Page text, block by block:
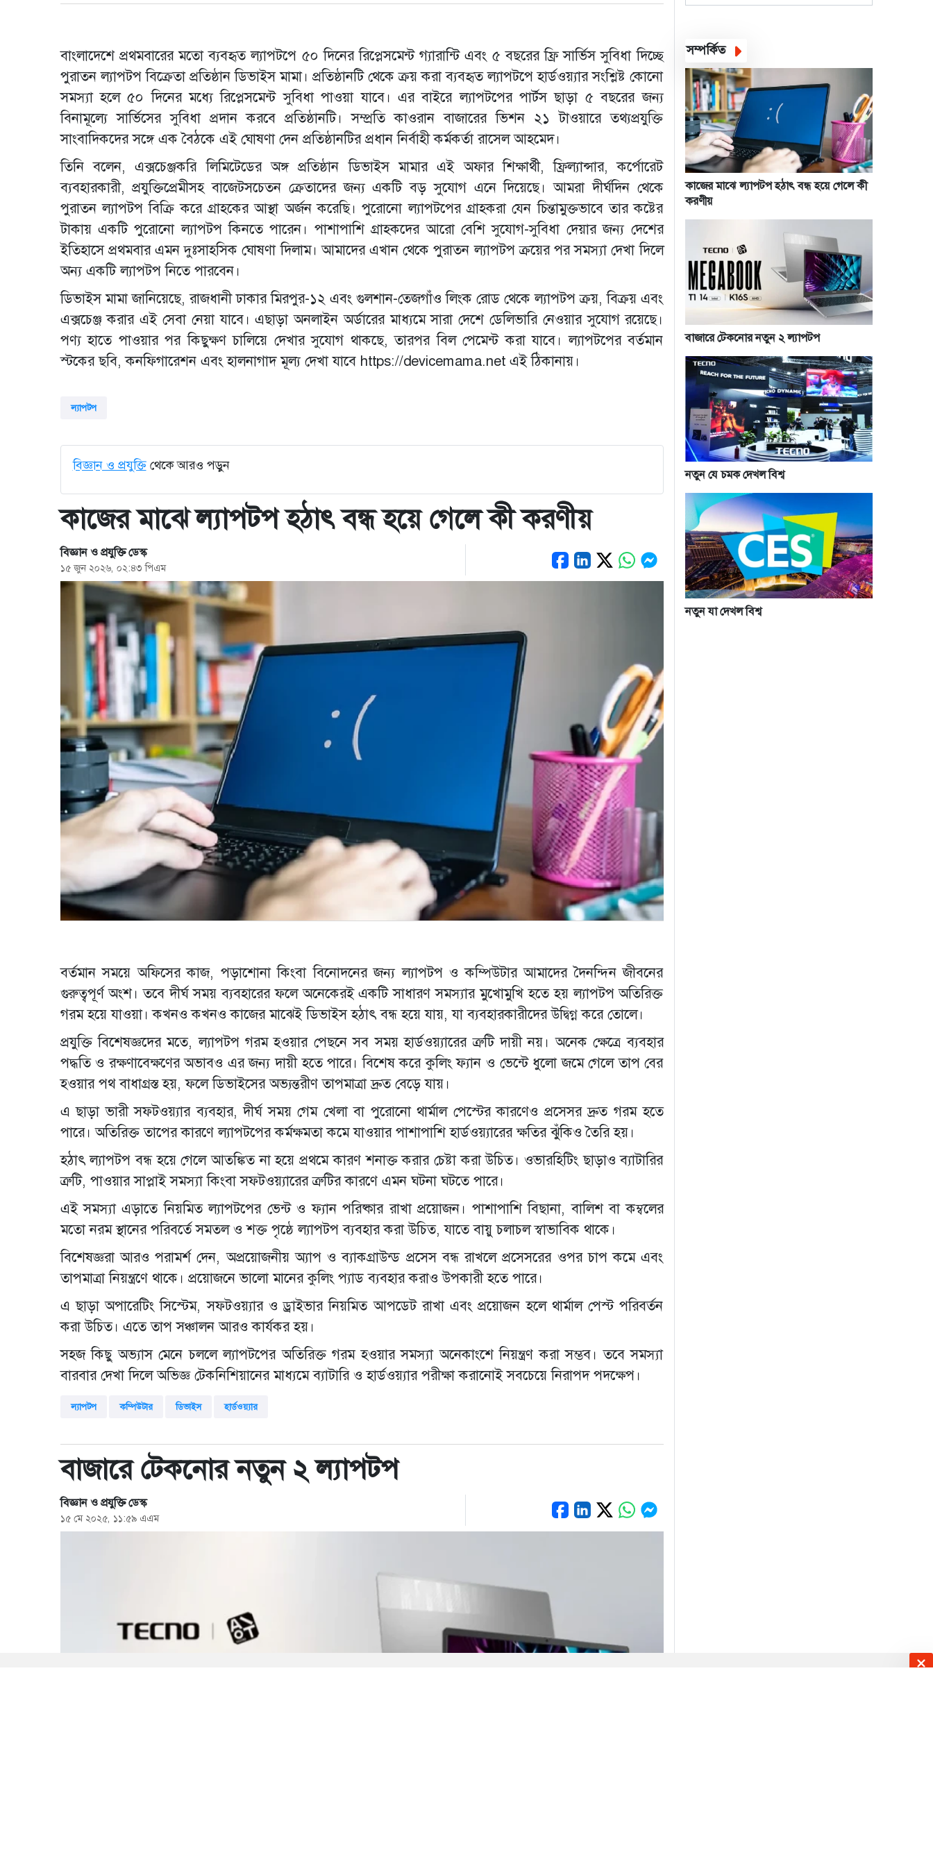
বাংলাদেশে প্রথমবারের মতো ব্যবহৃত ল্যাপটপে ৫০ দিনের রিপ্লেসমেন্ট গ্যারান্টি এবং ৫ বছরের ফ্রি সার্ভিস সুবিধা দিচ্ছে
পুরাতন ল্যাপটপ বিক্রেতা প্রতিষ্ঠান ডিভাইস মামা। প্রতিষ্ঠানটি থেকে ক্রয় করা ব্যবহৃত ল্যাপটপে হার্ডওয়্যার সংশ্লিষ্ট কোনো
সমস্যা হলে ৫০ দিনের মধ্যে রিপ্লেসমেন্ট সুবিধা পাওয়া যাবে। এর বাইরে ল্যাপটপের পার্টস ছাড়া ৫ বছরের জন্য
বিনামূল্যে সার্ভিসের সুবিধা প্রদান করবে প্রতিষ্ঠানটি। সম্প্রতি কাওরান বাজারের ভিশন ২১ টাওয়ারে তথ্যপ্রযুক্তি
সাংবাদিকদের সঙ্গে এক বৈঠকে এই ঘোষণা দেন প্রতিষ্ঠানটির প্রধান নির্বাহী কর্মকর্তা রাসেল আহমেদ।
তিনি বলেন, এক্সচেঞ্জকরি লিমিটেডের অঙ্গ প্রতিষ্ঠান ডিভাইস মামার এই অফার শিক্ষার্থী, ফ্রিল্যান্সার, কর্পোরেট
ব্যবহারকারী, প্রযুক্তিপ্রেমীসহ বাজেটসচেতন ক্রেতাদের জন্য একটি বড় সুযোগ এনে দিয়েছে। আমরা দীর্ঘদিন থেকে
পুরাতন ল্যাপটপ বিক্রি করে গ্রাহকের আস্থা অর্জন করেছি। পুরোনো ল্যাপটপের গ্রাহকরা যেন চিন্তামুক্তভাবে তার কষ্টের
টাকায় একটি পুরোনো ল্যাপটপ কিনতে পারেন। পাশাপাশি গ্রাহকদের আরো বেশি সুযোগ-সুবিধা দেয়ার জন্য দেশের
ইতিহাসে প্রথমবার এমন দুঃসাহসিক ঘোষণা দিলাম। আমাদের এখান থেকে পুরাতন ল্যাপটপ ক্রয়ের পর সমস্যা দেখা দিলে
অন্য একটি ল্যাপটপ নিতে পারবেন।
ডিভাইস মামা জানিয়েছে, রাজধানী ঢাকার মিরপুর-১২ এবং গুলশান-তেজগাঁও লিংক রোড থেকে ল্যাপটপ ক্রয়, বিক্রয় এবং
এক্সচেঞ্জ করার এই সেবা নেয়া যাবে। এছাড়া অনলাইন অর্ডারের মাধ্যমে সারা দেশে ডেলিভারি নেওয়ার সুযোগ রয়েছে।
পণ্য হাতে পাওয়ার পর কিছুক্ষণ চালিয়ে দেখার সুযোগ থাকছে, তারপর বিল পেমেন্ট করা যাবে। ল্যাপটপের বর্তমান
স্টকের ছবি, কনফিগারেশন এবং হালনাগাদ মূল্য দেখা যাবে https://devicemama.net এই ঠিকানায়।
ল্যাপটপ
বিজ্ঞান ও প্রযুক্তিথেকে আরও পড়ুন
কাজের মাঝে ল্যাপটপ হঠাৎ বন্ধ হয়ে গেলে কী করণীয়
বিজ্ঞান ও প্রযুক্তি ডেস্ক
১৫ জুন ২০২৬, ০২:৪৩ পিএম
বর্তমান সময়ে অফিসের কাজ, পড়াশোনা কিংবা বিনোদনের জন্য ল্যাপটপ ও কম্পিউটার আমাদের দৈনন্দিন জীবনের
গুরুত্বপূর্ণ অংশ। তবে দীর্ঘ সময় ব্যবহারের ফলে অনেকেরই একটি সাধারণ সমস্যার মুখোমুখি হতে হয় ল্যাপটপ অতিরিক্ত
গরম হয়ে যাওয়া। কখনও কখনও কাজের মাঝেই ডিভাইস হঠাৎ বন্ধ হয়ে যায়, যা ব্যবহারকারীদের উদ্বিগ্ন করে তোলে।
প্রযুক্তি বিশেষজ্ঞদের মতে, ল্যাপটপ গরম হওয়ার পেছনে সব সময় হার্ডওয়্যারের ত্রুটি দায়ী নয়। অনেক ক্ষেত্রে ব্যবহার
পদ্ধতি ও রক্ষণাবেক্ষণের অভাবও এর জন্য দায়ী হতে পারে। বিশেষ করে কুলিং ফ্যান ও ভেন্টে ধুলো জমে গেলে তাপ বের
হওয়ার পথ বাধাগ্রস্ত হয়, ফলে ডিভাইসের অভ্যন্তরীণ তাপমাত্রা দ্রুত বেড়ে যায়।
এ ছাড়া ভারী সফটওয়্যার ব্যবহার, দীর্ঘ সময় গেম খেলা বা পুরোনো থার্মাল পেস্টের কারণেও প্রসেসর দ্রুত গরম হতে
পারে। অতিরিক্ত তাপের কারণে ল্যাপটপের কর্মক্ষমতা কমে যাওয়ার পাশাপাশি হার্ডওয়্যারের ক্ষতির ঝুঁকিও তৈরি হয়।
হঠাৎ ল্যাপটপ বন্ধ হয়ে গেলে আতঙ্কিত না হয়ে প্রথমে কারণ শনাক্ত করার চেষ্টা করা উচিত। ওভারহিটিং ছাড়াও ব্যাটারির
ত্রুটি, পাওয়ার সাপ্লাই সমস্যা কিংবা সফটওয়্যারের ত্রুটির কারণে এমন ঘটনা ঘটতে পারে।
এই সমস্যা এড়াতে নিয়মিত ল্যাপটপের ভেন্ট ও ফ্যান পরিষ্কার রাখা প্রয়োজন। পাশাপাশি বিছানা, বালিশ বা কম্বলের
মতো নরম স্থানের পরিবর্তে সমতল ও শক্ত পৃষ্ঠে ল্যাপটপ ব্যবহার করা উচিত, যাতে বায়ু চলাচল স্বাভাবিক থাকে।
বিশেষজ্ঞরা আরও পরামর্শ দেন, অপ্রয়োজনীয় অ্যাপ ও ব্যাকগ্রাউন্ড প্রসেস বন্ধ রাখলে প্রসেসরের ওপর চাপ কমে এবং
তাপমাত্রা নিয়ন্ত্রণে থাকে। প্রয়োজনে ভালো মানের কুলিং প্যাড ব্যবহার করাও উপকারী হতে পারে।
এ ছাড়া অপারেটিং সিস্টেম, সফটওয়্যার ও ড্রাইভার নিয়মিত আপডেট রাখা এবং প্রয়োজন হলে থার্মাল পেস্ট পরিবর্তন
করা উচিত। এতে তাপ সঞ্চালন আরও কার্যকর হয়।
সহজ কিছু অভ্যাস মেনে চললে ল্যাপটপের অতিরিক্ত গরম হওয়ার সমস্যা অনেকাংশে নিয়ন্ত্রণ করা সম্ভব। তবে সমস্যা
বারবার দেখা দিলে অভিজ্ঞ টেকনিশিয়ানের মাধ্যমে ব্যাটারি ও হার্ডওয়্যার পরীক্ষা করানোই সবচেয়ে নিরাপদ পদক্ষেপ।
ল্যাপটপ কম্পিউটার ডিভাইস হার্ডওয়্যার
বাজারে টেকনোর নতুন ২ ল্যাপটপ
বিজ্ঞান ও প্রযুক্তি ডেস্ক
১৫ মে ২০২৫, ১১:৫৯ এএম
সম্পর্কিত
কাজের মাঝে ল্যাপটপ হঠাৎ বন্ধ হয়ে গেলে কী
করণীয়
বাজারে টেকনোর নতুন ২ ল্যাপটপ
নতুন যে চমক দেখল বিশ্ব
নতুন যা দেখল বিশ্ব